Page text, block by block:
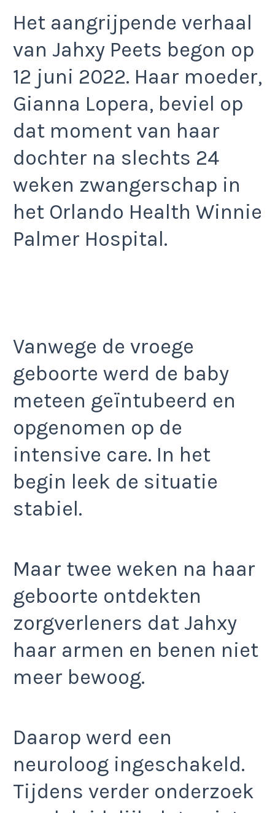
Het aangrijpende verhaal
van Jahxy Peets begon op
12 juni 2022. Haar moeder,
Gianna Lopera, beviel op
dat moment van haar
dochter na slechts 24
weken zwangerschap in
het Orlando Health Winnie
Palmer Hospital.
Vanwege de vroege
geboorte werd de baby
meteen geïntubeerd en
opgenomen op de
intensive care. In het
begin leek de situatie
stabiel.
Maar twee weken na haar
geboorte ontdekten
zorgverleners dat Jahxy
haar armen en benen niet
meer bewoog.
Daarop werd een
neuroloog ingeschakeld.
Tijdens verder onderzoek